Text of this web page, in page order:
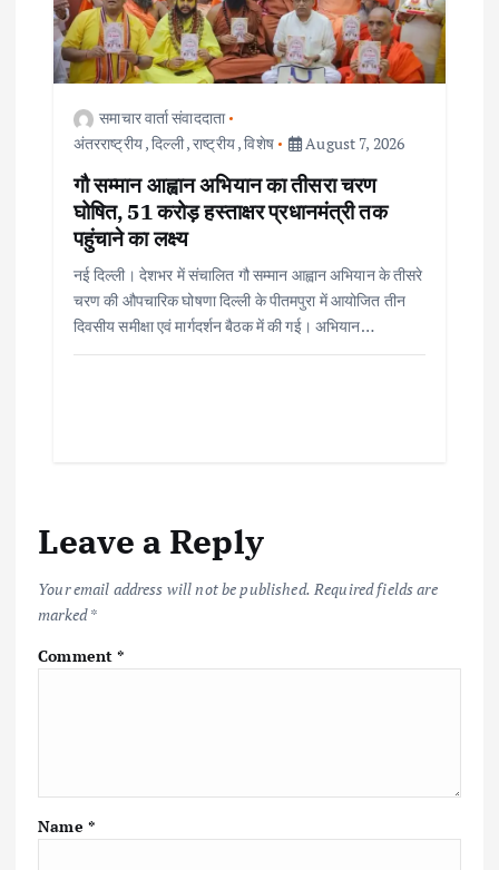
समाचार वार्ता संवाददाता
अंतरराष्ट्रीय,दिल्ली,राष्ट्रीय,विशेष August 7, 2026
गौ सम्मान आह्वान अभियान का तीसरा चरण
घोषित, 51 करोड़ हस्ताक्षर प्रधानमंत्री तक
पहुंचाने का लक्ष्य
नई दिल्ली। देशभर में संचालित गौ सम्मान आह्वान अभियान के तीसरे
चरण की औपचारिक घोषणा दिल्ली के पीतमपुरा में आयोजित तीन
दिवसीय समीक्षा एवं मार्गदर्शन बैठक में की गई। अभियान…
Leave a Reply
Your email address will not be published. Required fields are
marked*
Comment*
Name *